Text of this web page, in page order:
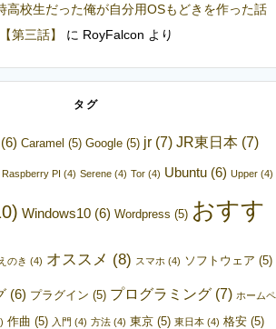
高校生だった俺が自分用OSもどきを作った話
【第三話】
に RoyFalcon より
タグ
(6) Caramel (5) Google (5) jr (7) JR東日本 (7)
Raspberry PI (4) Serene(4) Tor(4) Ubuntu(6) Upper(4)
Windows10 (6) Wordpress (5) おすす
のき (4) オススメ (8) スマホ (4) ソフトウェア (5)
(6) プラグイン (5) プログラミング(7) ホームペ
作曲 (5) 入門 (4) 方法(4) 東京(5) 東日本(4) 格安(5)